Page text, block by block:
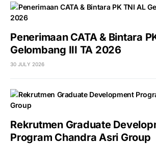
Penerimaan CATA & Bintara
Gelombang III TA 2026
30 JULY 2026
Rekrutmen Graduate
Program Chandra Asri Group